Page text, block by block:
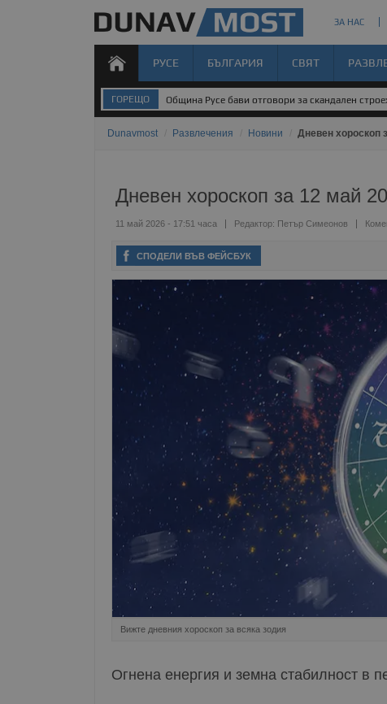
ЗА НАС
РУСЕ БЪЛГАРИЯ СВЯТ
ГОРЕЩО Община Русе бави отговори за скандален
Dunavmost Развлечения Новини Дневен хороскоп
Дневен хороскоп за 12 май
11 май 2026 - 17:51 часа Редактор: Петър Симеонов
СПОДЕЛИ ВЪВ ФЕЙСБУК
Вижте дневния хороскоп за всяка зодия
Огнена енергия и земна стабилност в